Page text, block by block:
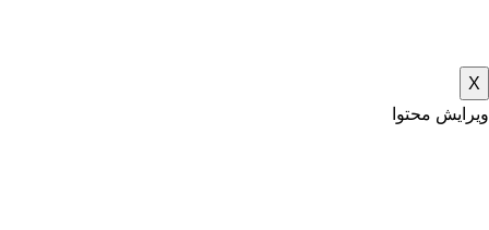
X
ویرایش محتوا